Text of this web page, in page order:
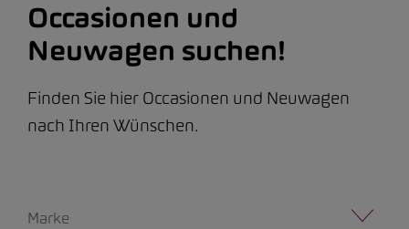
Occasionen und
Neuwagen suchen!
Finden Sie hier Occasionen und Neuwagen
nach Ihren Wünschen.
Marke